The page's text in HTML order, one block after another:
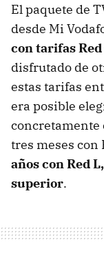
El paquete de
desde Mi
con tarifas Red
disfrutado de
estas tarifas
era posible
concretamente
tres meses con
años con Red
superior.